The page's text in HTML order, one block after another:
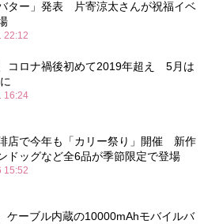
ター」発表 片寄涼太さんが祝福イベ
22:12
コロナ禍後初めて2019年超え 5月は
16:24
店で今年も「カリー祭り」開催 新作
ドッグなど全6品が季節限定で登場
15:52
ケーブル内蔵の10000mAhモバイルバ